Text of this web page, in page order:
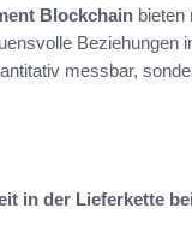
Blockchain bieten
Beziehungen
messbar,
in der Lieferkette